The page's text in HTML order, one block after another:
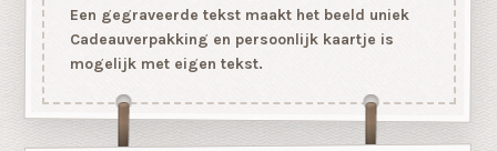
Een gegraveerde tekst maakt het beeld uniek
Cadeauverpakking en persoonlijk kaartje is
mogelijk met eigen tekst.